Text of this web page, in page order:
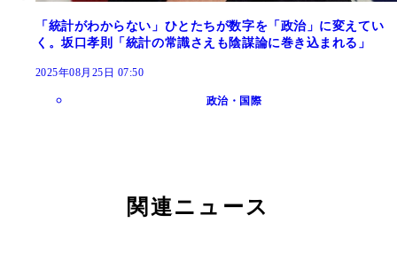
「統計がわからない」ひとたちが数字を「政治」に変えてい
く。坂口孝則「統計の常識さえも陰謀論に巻き込まれる」
2025年08月25日 07:50
政治・国際
関連ニュース